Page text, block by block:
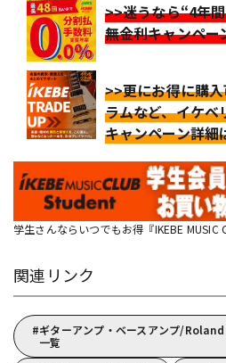
>>迷うなら“4年
無金利キャンペー
>>更にお得に購
ラムなど、イケ
キャンペーン詳細
学生さんならいつでもお得『IKEBE MUSIC
関連リンク
ギターアンプ・ベースアンプ/
一覧